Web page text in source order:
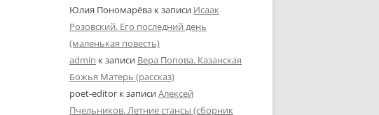
Юлия Пономарёва к записи Исаак
Розовский. Его последний день
(маленькая повесть)
admin к записи Вера Попова. Казанская
Божья Матерь (рассказ)
poet-editor к записиАлексей
Пчельников. Летние стансы (сборник